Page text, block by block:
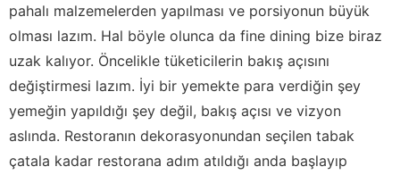
pahalı malzemelerden yapılması ve porsiyonun büyük
olması lazım. Hal böyle olunca da fine dining bize biraz
uzak kalıyor. Öncelikle tüketicilerin bakış açısını
değiştirmesi lazım. İyi bir yemekte para verdiğin şey
yemeğin yapıldığı şey değil, bakış açısı ve vizyon
aslında. Restoranın dekorasyonundan seçilen tabak
çatala kadar restorana adım atıldığı anda başlayıp